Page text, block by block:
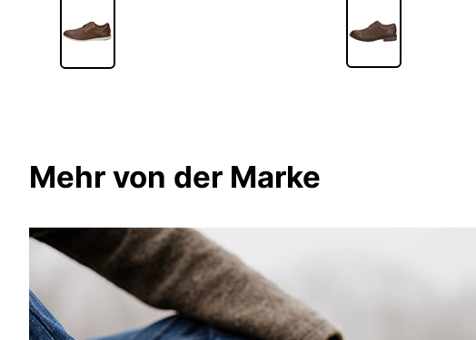
Mehr von der Marke